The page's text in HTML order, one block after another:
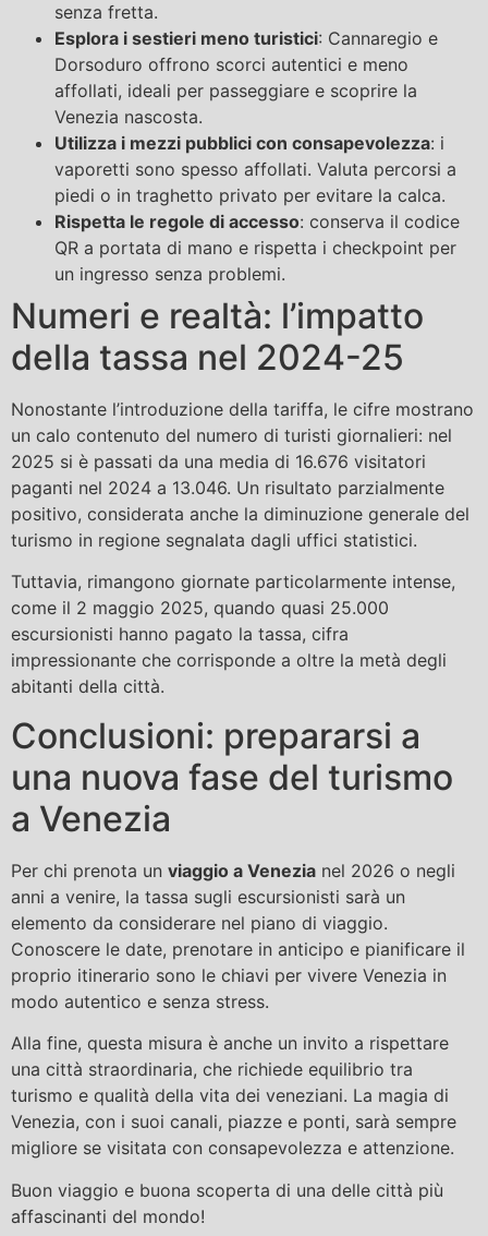
senza fretta.
Esplora i sestieri meno turistici: Cannaregio e
Dorsoduro offrono scorci autentici e meno
affollati, ideali per passeggiare e scoprire la
Venezia nascosta.
Utilizza i mezzi pubblici con consapevolezza: i
vaporetti sono spesso affollati. Valuta percorsi a
piedi o in traghetto privato per evitare la calca.
Rispetta le regole di accesso: conserva il codice
QR a portata di mano e rispetta i checkpoint per
un ingresso senza problemi.
Numeri e realtà: l’impatto
della tassa nel 2024-25
Nonostante l’introduzione della tariffa, le cifre mostrano
un calo contenuto del numero di turisti giornalieri: nel
2025 si è passati da una media di 16.676 visitatori
paganti nel 2024 a 13.046. Un risultato parzialmente
positivo, considerata anche la diminuzione generale del
turismo in regione segnalata dagli uffici statistici.
Tuttavia, rimangono giornate particolarmente intense,
come il 2 maggio 2025, quando quasi 25.000
escursionisti hanno pagato la tassa, cifra
impressionante che corrisponde a oltre la metà degli
abitanti della città.
Conclusioni: prepararsi a
una nuova fase del turismo
a Venezia
Per chi prenota un viaggio a Venezia nel 2026 o negli
anni a venire, la tassa sugli escursionisti sarà un
elemento da considerare nel piano di viaggio.
Conoscere le date, prenotare in anticipo e pianificare il
proprio itinerario sono le chiavi per vivere Venezia in
modo autentico e senza stress.
Alla fine, questa misura è anche un invito a rispettare
una città straordinaria, che richiede equilibrio tra
turismo e qualità della vita dei veneziani. La magia di
Venezia, con i suoi canali, piazze e ponti, sarà sempre
migliore se visitata con consapevolezza e attenzione.
Buon viaggio e buona scoperta di una delle città più
affascinanti del mondo!